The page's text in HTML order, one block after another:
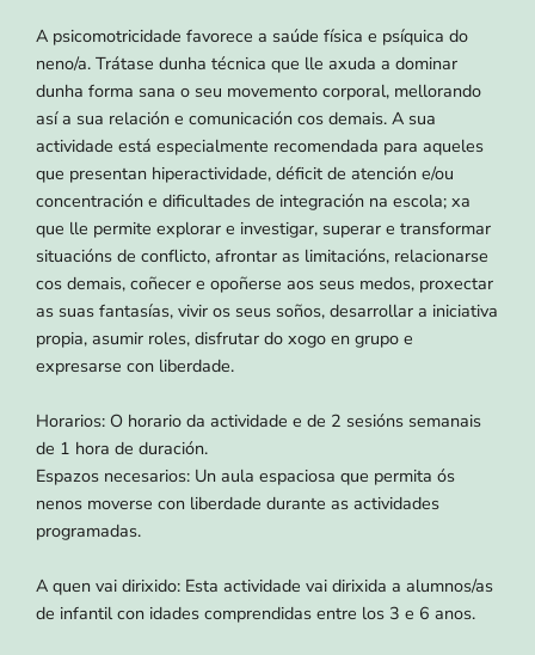
A psicomotricidade favorece a saúde física e psíquica do
neno/a. Trátase dunha técnica que lle axuda a dominar
dunha forma sana o seu movemento corporal, mellorando
así a sua relación e comunicación cos demais. A sua
actividade está especialmente recomendada para aqueles
que presentan hiperactividade, déficit de atención e/ou
concentración e dificultades de integración na escola; xa
que lle permite explorar e investigar, superar e transformar
situacións de conflicto, afrontar as limitacións, relacionarse
cos demais, coñecer e opoñerse aos seus medos, proxectar
as suas fantasías, vivir os seus soños, desarrollar a iniciativa
propia, asumir roles, disfrutar do xogo en grupo e
expresarse con liberdade.
Horarios: O horario da actividade e de 2 sesións semanais
de 1 hora de duración.
Espazos necesarios: Un aula espaciosa que permita ós
nenos moverse con liberdade durante as actividades
programadas.
A quen vai dirixido: Esta actividade vai dirixida a alumnos/as
de infantil con idades comprendidas entre los 3 e 6 anos.